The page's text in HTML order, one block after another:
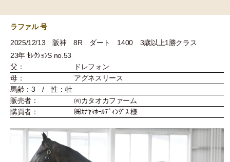
ラファル 号
2025/12/13 阪神 8R ダート 1400 3歳以上1勝クラス
23年 ｾﾚｸｼｮﾝS no.53
父：
ドレフォン
母：
アグネスリース
馬齢：3 / 性：牡
販売者：
㈲カタオカファーム
購買者：
㈱ｶﾅﾔﾏﾎｰﾙﾃﾞｨﾝｸﾞｽ 様